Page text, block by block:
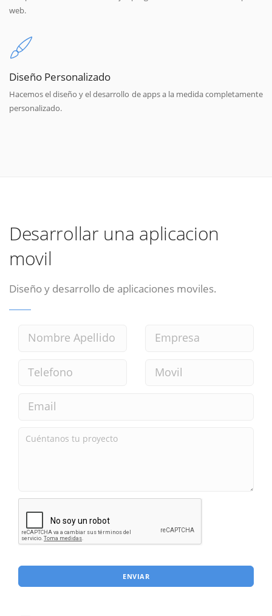
web.
Diseño Personalizado
Hacemos el diseño y el desarrollo de apps a la medida completamente
personalizado.
Desarrollar una aplicacion
movil
Diseño y desarrollo de aplicaciones moviles.
ENVIAR